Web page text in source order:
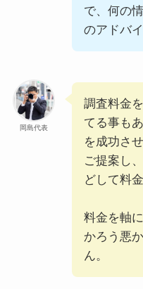
で、何の
のアドバ
岡島代表
調査料金
てる事も
を成功さ
ご提案し
どして料
料金を軸
かろう悪
ん。